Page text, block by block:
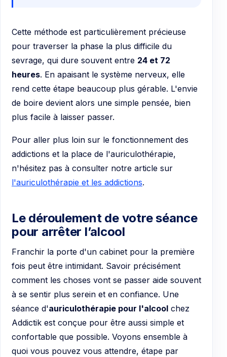
Cette méthode est particulièrement précieuse
pour traverser la phase la plus difficile du
sevrage, qui dure souvent entre 24 et 72
heures. En apaisant le système nerveux, elle
rend cette étape beaucoup plus gérable. L'envie
de boire devient alors une simple pensée, bien
plus facile à laisser passer.
Pour aller plus loin sur le fonctionnement des
addictions et la place de l'auriculothérapie,
n'hésitez pas à consulter notre article sur
l'auriculothérapie et les addictions.
Le déroulement de votre séance
pour arrêter l’alcool
Franchir la porte d'un cabinet pour la première
fois peut être intimidant. Savoir précisément
comment les choses vont se passer aide souvent
à se sentir plus serein et en confiance. Une
séance d'auriculothérapie pour l'alcool chez
Addictik est conçue pour être aussi simple et
confortable que possible. Voyons ensemble à
quoi vous pouvez vous attendre, étape par